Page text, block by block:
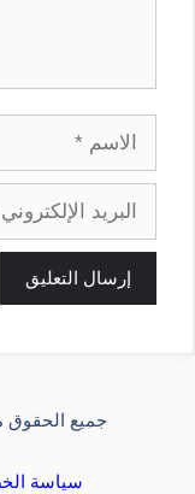
الاسم
البريد
الإلكتروني
جميع الحقوق
سياسة